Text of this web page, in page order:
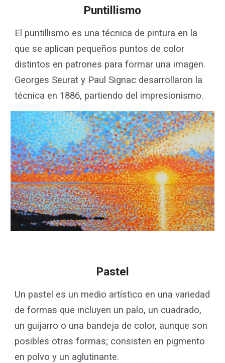
Puntillismo
El puntillismo es una técnica de pintura en la
que se aplican pequeños puntos de color
distintos en patrones para formar una imagen.
Georges Seurat y Paul Signac desarrollaron la
técnica en 1886, partiendo del impresionismo.
Pastel
Un pastel es un medio artístico en una variedad
de formas que incluyen un palo, un cuadrado,
un guijarro o una bandeja de color, aunque son
posibles otras formas; consisten en pigmento
en polvo y un aglutinante.